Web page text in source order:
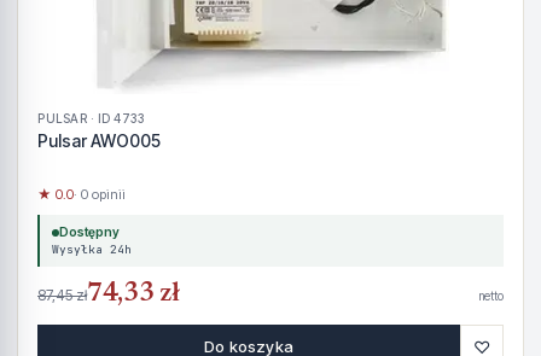
PULSAR · ID 4733
Pulsar AWO005
★ 0.0· 0 opinii
Dostępny
Wysyłka 24h
87,45 zł74,33 zł netto
Do koszyka ♡